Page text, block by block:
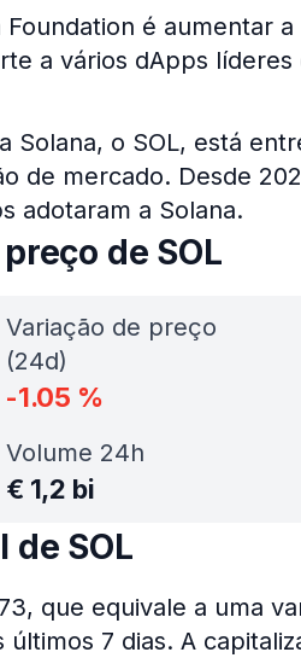
é aumentar
a vários dApps líderes
Solana, o SOL, está
de mercado. Desde
adotaram a Solana.
de SOL
Variação de preço
(24d)
-1.05 %
Volume 24h
€ 1,2 bi
de SOL
que equivale a uma
últimos 7 dias. A